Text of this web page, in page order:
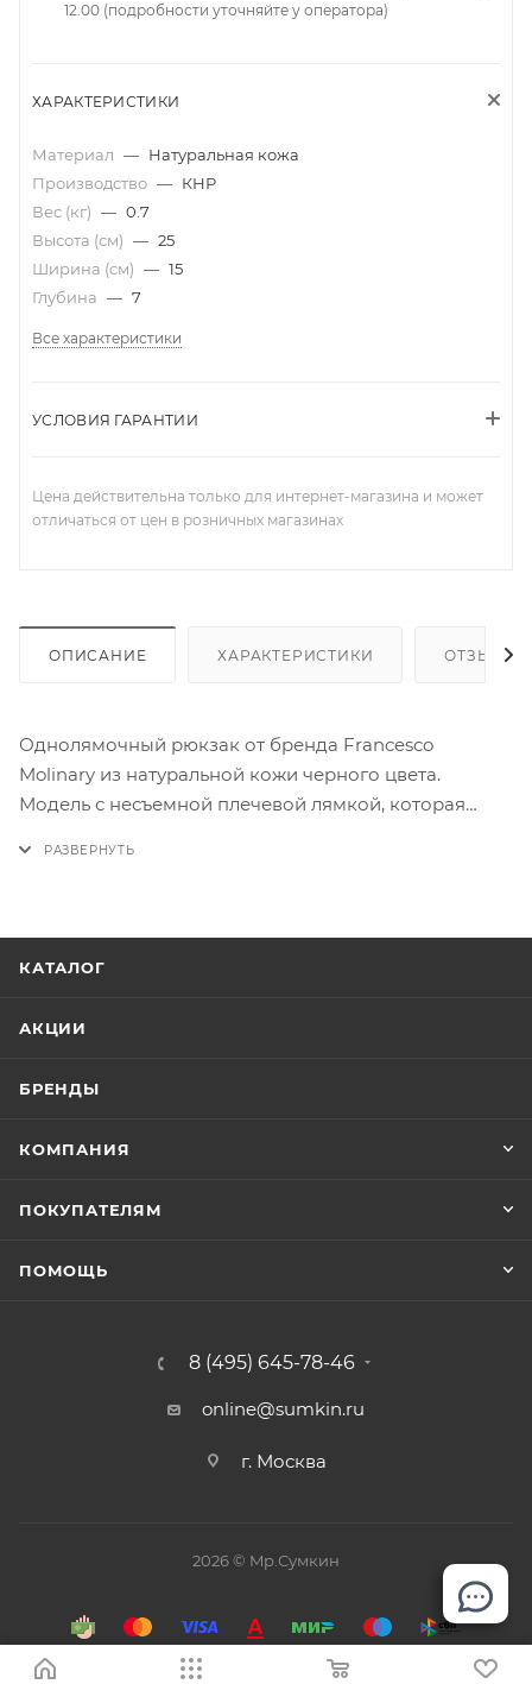
12.00 (подробности уточняйте у оператора)
ХАРАКТЕРИСТИКИ
Материал — Натуральная кожа
Производство — КНР
Вес (кг) — 0.7
Высота (см) — 25
Ширина (см) — 15
Глубина — 7
Все характеристики
УСЛОВИЯ ГАРАНТИИ
Цена действительна только для интернет-магазина и может
отличаться от цен в розничных магазинах
ОПИСАНИЕ ХАРАКТЕРИСТИКИ ОТЗЫВЫ
Однолямочный рюкзак от бренда Francesco
Molinary из натуральной кожи черного цвета.
Модель с несъемной плечевой лямкой, которая
КАТАЛОГ
АКЦИИ
БРЕНДЫ
КОМПАНИЯ
ПОКУПАТЕЛЯМ
ПОМОЩЬ
8 (495) 645-78-46
online@sumkin.ru
г. Москва
2026 © Mр.Сумкин